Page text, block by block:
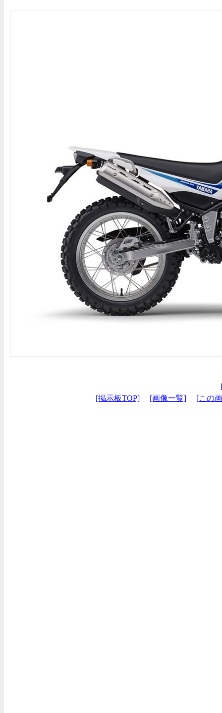
[掲示板TOP]
[画像一覧] [この